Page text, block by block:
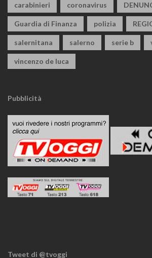
carabinieri coronavirus
Guardia di Finanza polizia
salernitana salerno serie b
vincenzo de luca
Pubblicità
Tweet di @tvoggi